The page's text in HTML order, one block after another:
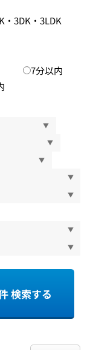
・3DK・3LDK
7分以内
検索する